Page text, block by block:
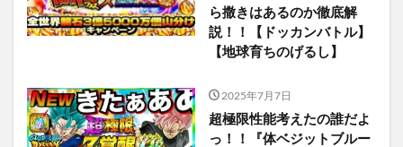
ら撒きはあるのか徹底解
説！！【ドッカンバトル】
【地球育ちのげるし】
2025年7月7日
超極限性能考えたの誰だよ
っ！！『体ベジットブルー